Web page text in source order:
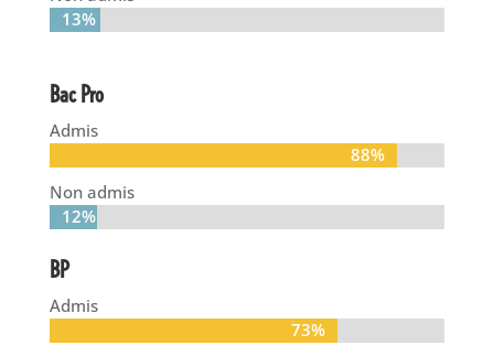
13%
13%
Bac Pro
Admis
88%
88%
Non admis
12%
12%
BP
Admis
73%
73%